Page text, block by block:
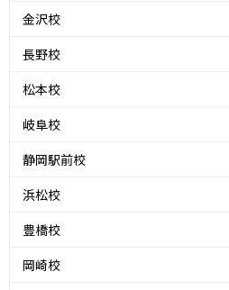
金沢校
長野校
松本校
岐阜校
静岡駅前校
浜松校
豊橋校
岡崎校